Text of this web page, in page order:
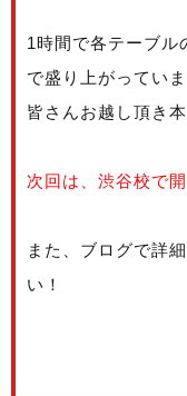
1時間で各テーブル
で盛り上がっていま
皆さんお越し頂き
次回は、渋谷校で
また、ブログで詳
い！